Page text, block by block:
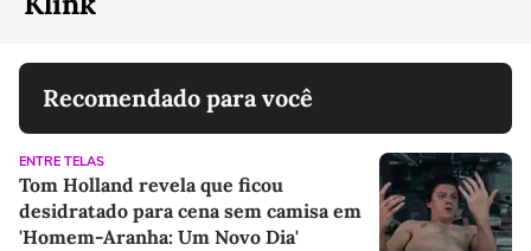
Recomendado para você
ENTRE TELAS
Tom Holland revela que ficou
desidratado para cena sem camisa em
'Homem-Aranha: Um Novo Dia'